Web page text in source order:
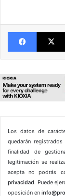
Facebook
Los datos de
quedarán
finalidad de
legitimación se
acepta no podrás
privacidad. Puede
oposición en